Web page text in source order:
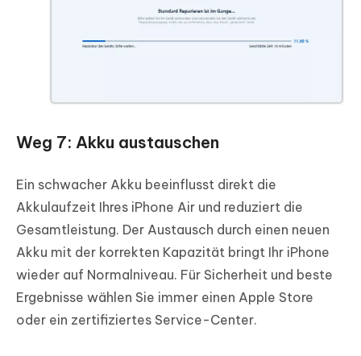
Weg 7: Akku austauschen
Ein schwacher Akku beeinflusst direkt die
Akkulaufzeit Ihres iPhone Air und reduziert die
Gesamtleistung. Der Austausch durch einen neuen
Akku mit der korrekten Kapazität bringt Ihr iPhone
wieder auf Normalniveau. Für Sicherheit und beste
Ergebnisse wählen Sie immer einen Apple Store
oder ein zertifiziertes Service-Center.